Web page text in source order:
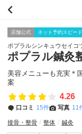
店舗公式 ネット予約スピー
ポプラルシンキュウセイコ
ポプラル鍼灸
美容メニューも充実＊
案
4.26
口コミ 15件 写真 11
接骨・整骨 整体 鍼灸